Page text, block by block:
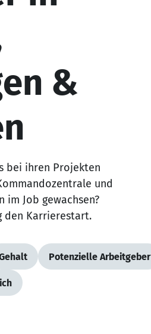
&
bei ihren Projekten
und
im Job gewachsen?
den Karrierestart.
Potenzielle Arbeitgeber